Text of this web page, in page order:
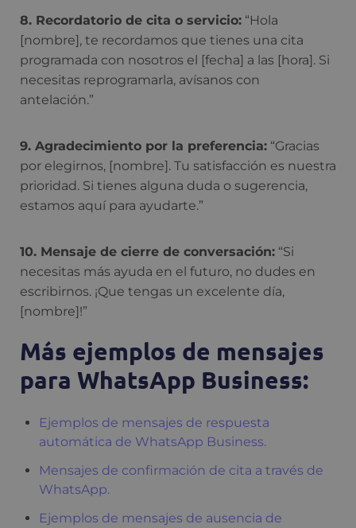
8. Recordatorio de cita o servicio: “Hola
[nombre], te recordamos que tienes una cita
programada con nosotros el [fecha] a las [hora]. Si
necesitas reprogramarla, avísanos con
antelación.”
9. Agradecimiento por la preferencia: “Gracias
por elegirnos, [nombre]. Tu satisfacción es nuestra
prioridad. Si tienes alguna duda o sugerencia,
estamos aquí para ayudarte.”
10. Mensaje de cierre de conversación: “Si
necesitas más ayuda en el futuro, no dudes en
escribirnos. ¡Que tengas un excelente día,
[nombre]!”
Más ejemplos de mensajes
para WhatsApp Business:
Ejemplos de mensajes de respuesta
automática de WhatsApp Business.
Mensajes de confirmación de cita a través de
WhatsApp.
Ejemplos de mensajes de ausencia de